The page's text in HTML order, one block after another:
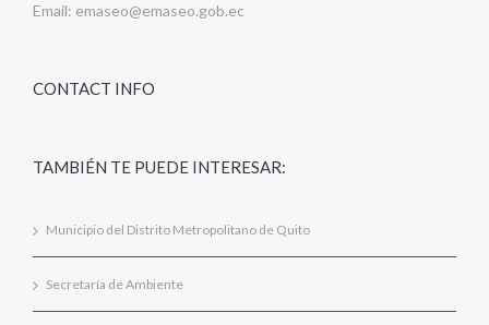
Email: emaseo@emaseo.gob.ec
CONTACT INFO
TAMBIÉN TE PUEDE INTERESAR:
Municipio del Distrito Metropolitano de Quito
Secretaría de Ambiente